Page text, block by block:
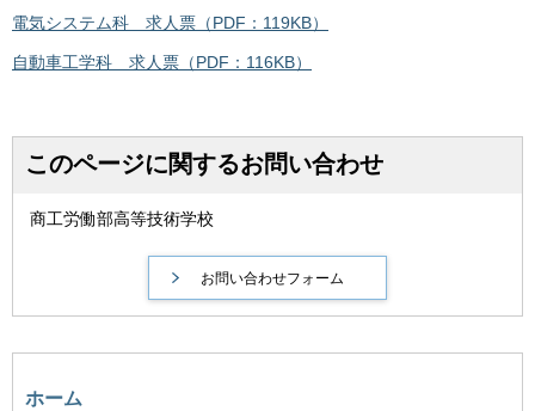
電気システム科 求人票（PDF：119KB）
自動車工学科 求人票（PDF：116KB）
このページに関するお問い合わせ
商工労働部高等技術学校
ホーム